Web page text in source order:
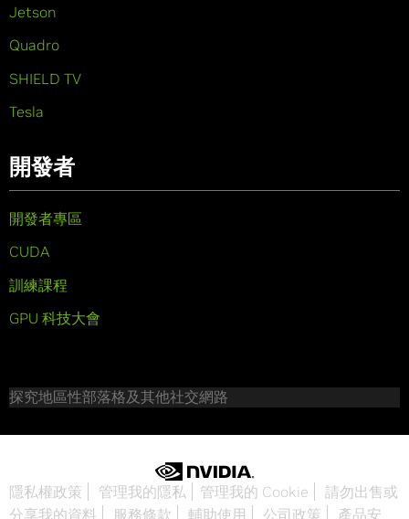
Jetson
Quadro
SHIELD TV
Tesla
開發者
開發者專區
CUDA
訓練課程
GPU 科技大會
探究地區性部落格及其他社交網路
隱私權政策 管理我的隱私 管理我的 Cookie
請勿出售或
分享我的資料
服務條款 輔助使用 公司政策 產品安